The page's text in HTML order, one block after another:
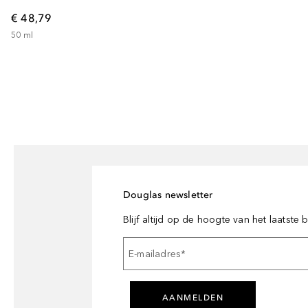
€ 48,79
50 ml
Douglas newsletter
Blijf altijd op de hoogte van het laatste
E-mailadres*
AANMELDEN